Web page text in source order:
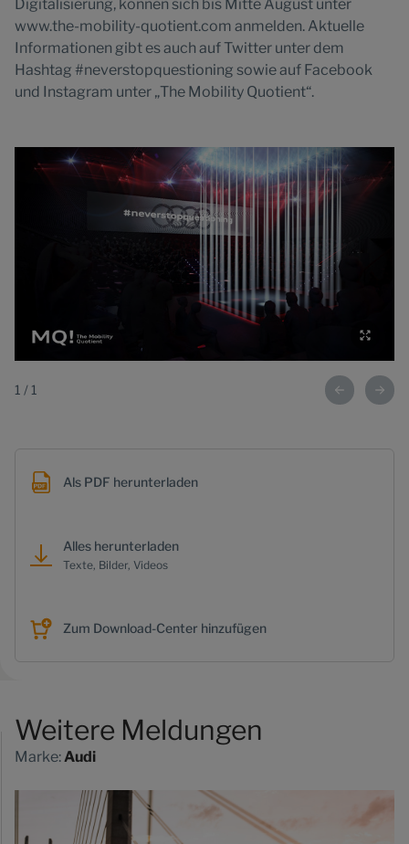
Digitalisierung, können sich bis Mitte August unter
www.the-mobility-quotient.com anmelden. Aktuelle
Informationen gibt es auch auf Twitter unter dem
Hashtag #neverstopquestioning sowie auf Facebook
und Instagram unter „The Mobility Quotient“.
1 / 1
Als PDF herunterladen
Alles herunterladen
Texte, Bilder, Videos
Zum Download-Center hinzufügen
Weitere Meldungen
Marke:Audi